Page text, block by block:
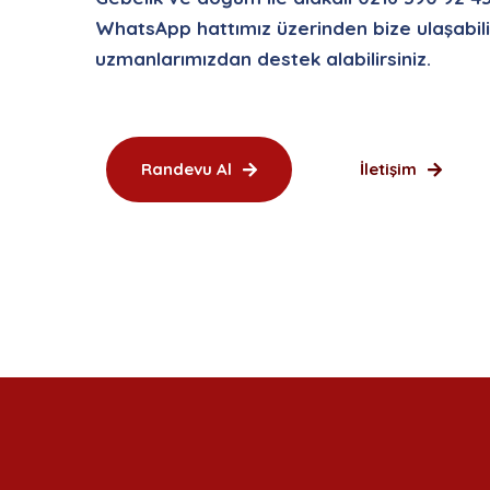
WhatsApp hattımız üzerinden bize
uzmanlarımızdan destek alabilirsiniz.
Randevu Al İletişim